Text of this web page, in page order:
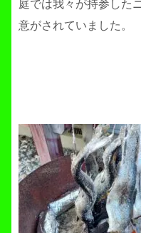
庭では我々が持参した
意がされていました。